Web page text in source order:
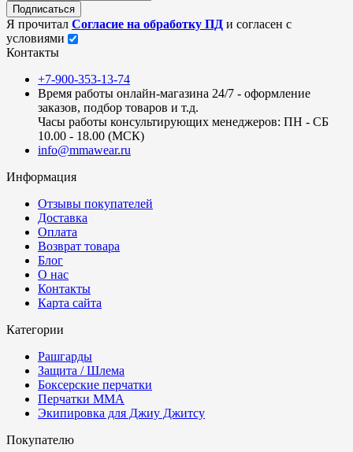
Подписаться
Я прочитал Согласие на обработку ПД и согласен с
условиями
Контакты
+7-900-353-13-74
Время работы онлайн-магазина 24/7 - оформление
заказов, подбор товаров и т.д.
Часы работы консультирующих менеджеров: ПН - СБ
10.00 - 18.00 (МСК)
info@mmawear.ru
Информация
Отзывы покупателей
Доставка
Оплата
Возврат товара
Блог
О нас
Контакты
Карта сайта
Категории
Рашгарды
Защита / Шлема
Боксерские перчатки
Перчатки ММА
Экипировка для Джиу Джитсу
Покупателю